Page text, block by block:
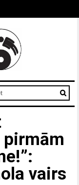
pirmām
vairs